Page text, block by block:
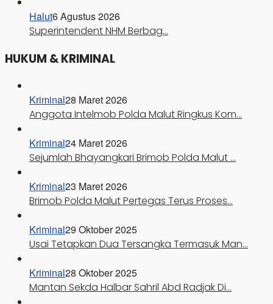
Halut6 Agustus 2026
Superintendent NHM Berbag…
HUKUM & KRIMINAL
Kriminal28 Maret 2026
Anggota Intelmob Polda Malut Ringkus Kom…
Kriminal24 Maret 2026
Sejumlah Bhayangkari Brimob Polda Malut …
Kriminal23 Maret 2026
Brimob Polda Malut Pertegas Terus Proses…
Kriminal29 Oktober 2025
Usai Tetapkan Dua Tersangka Termasuk Man…
Kriminal28 Oktober 2025
Mantan Sekda Halbar Sahril Abd Radjak Di…